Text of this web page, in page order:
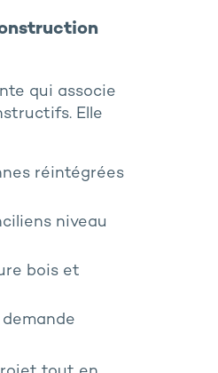
qui associe
Elle
réintégrées
niveau
bois et